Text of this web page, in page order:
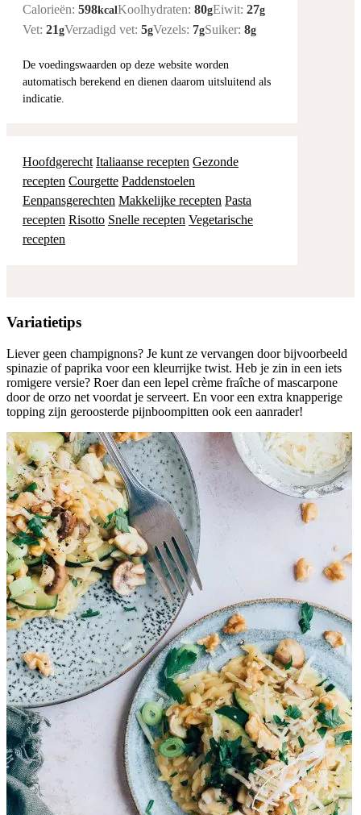
Calorieën: 598kcalKoolhydraten: 80gEiwit: 27g
Vet: 21gVerzadigd vet: 5gVezels: 7gSuiker: 8g
De voedingswaarden op deze website worden
automatisch berekend en dienen daarom uitsluitend als
indicatie.
Hoofdgerecht Italiaanse recepten Gezonde
recepten Courgette Paddenstoelen
Eenpansgerechten Makkelijke recepten Pasta
recepten Risotto Snelle recepten Vegetarische
recepten
Variatietips
Liever geen champignons? Je kunt ze vervangen door bijvoorbeeld
spinazie of paprika voor een kleurrijke twist. Heb je zin in een iets
romigere versie? Roer dan een lepel crème fraîche of mascarpone
door de orzo net voordat je serveert. En voor een extra knapperige
topping zijn geroosterde pijnboompitten ook een aanrader!